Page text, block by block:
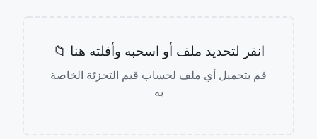
📁 انقر لتحديد ملف أو اسحبه وأفلته هنا
قم بتحميل أي ملف لحساب قيم التجزئة الخاصة
به